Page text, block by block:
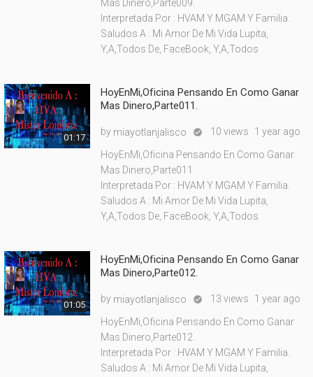
Mas Dinero,Parte009.
Interpretada Por : HVAM Y MGAM Y Familia.
Saludos A : Mi Amor De Mi Vida Lupita,
Y,A,Todos De, FaceBook, Y,A,Todos
01:17
HoyEnMi,Oficina Pensando En Como Ganar
Mas Dinero,Parte011.
by miayotlanjalisco  10 views 1 year ago
HoyEnMi,Oficina Pensando En Como Ganar
Mas Dinero,Parte011.
Interpretada Por : HVAM Y MGAM Y Familia.
Saludos A : Mi Amor De Mi Vida Lupita,
Y,A,Todos De, FaceBook, Y,A,Todos
01:05
HoyEnMi,Oficina Pensando En Como Ganar
Mas Dinero,Parte012.
by miayotlanjalisco  13 views 1 year ago
HoyEnMi,Oficina Pensando En Como Ganar
Mas Dinero,Parte012.
Interpretada Por : HVAM Y MGAM Y Familia.
Saludos A : Mi Amor De Mi Vida Lupita,